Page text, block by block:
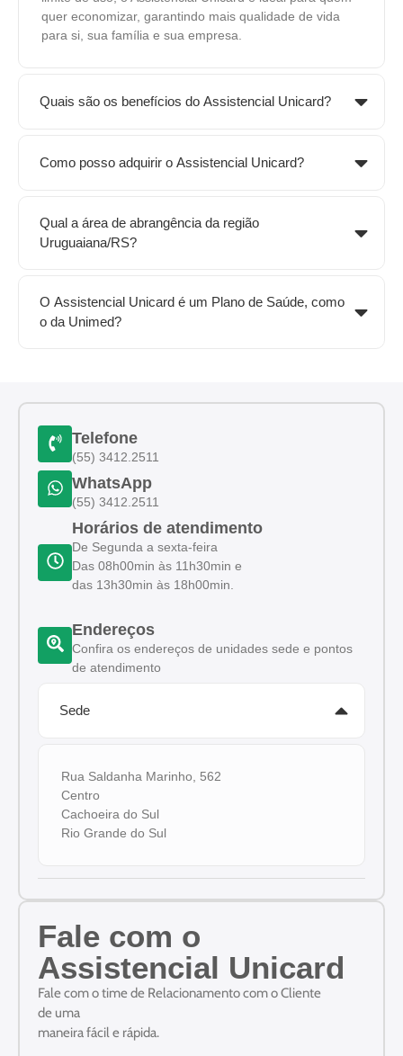
quer economizar, garantindo mais qualidade de vida
para si, sua família e sua empresa.
Quais são os benefícios do Assistencial Unicard?
Como posso adquirir o Assistencial Unicard?
Qual a área de abrangência da região
Uruguaiana/RS?
O Assistencial Unicard é um Plano de Saúde, como
o da Unimed?
Telefone
(55) 3412.2511
WhatsApp
(55) 3412.2511
Horários de atendimento
De Segunda a sexta-feira
Das 08h00min às 11h30min e
das 13h30min às 18h00min.
Endereços
Confira os endereços de unidades sede e pontos
de atendimento
Sede
Rua Saldanha Marinho, 562
Centro
Cachoeira do Sul
Rio Grande do Sul
Fale com o
Assistencial Unicard
Fale com o time de Relacionamento com o Cliente
de uma
maneira fácil e rápida.